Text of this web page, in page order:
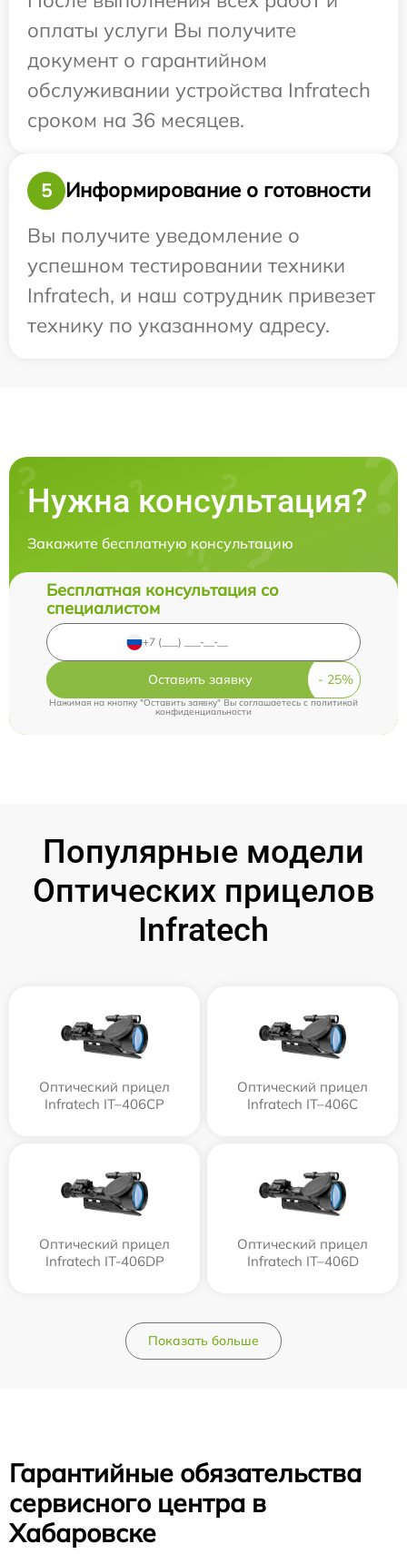
оплаты услуги Вы получите
документ о гарантийном
обслуживании устройства Infratech
сроком на 36 месяцев.
5
Информирование о готовности
Вы получите уведомление о
успешном тестировании техники
Infratech, и наш сотрудник привезет
технику по указанному адресу.
Нужна консультация?
Закажите бесплатную консультацию
Бесплатная консультация со
специалистом
Оставить заявку
Нажимая на кнопку "Оставить заявку" Вы соглашаетесь cполитикой
конфиденциальности
Популярные модели
Оптических прицелов
Infratech
Оптический прицел
Infratech IT–406СP
Оптический прицел
Infratech IT–406С
Оптический прицел
Infratech IT-406DP
Оптический прицел
Infratech IT–406D
Показать больше
Гарантийные обязательства
сервисного центра в
Хабаровске